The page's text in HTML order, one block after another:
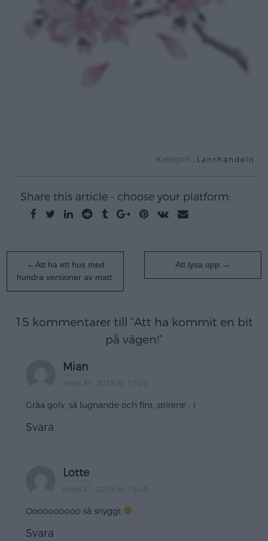
Kategori : Lanthandeln
Share this article - choose your platform:
Inläggsnavigering
Att ha ett hus med
hundra versioner av matt.
Att lysa upp.
15 kommentarer till “Att ha kommit en bit
på vägen!”
Mian
mars 31, 2015 kl. 15:20
Gråa golv, så lugnande och fint, stilrent! : )
Svara
Lotte
mars 31, 2015 kl. 15:45
Oooooooooo så snyggt
Svara